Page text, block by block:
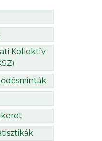
Kollektív